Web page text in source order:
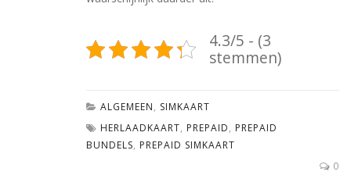
4.3/5 - (3
stemmen)
ALGEMEEN, SIMKAART
HERLAADKAART, PREPAID, PREPAID
BUNDELS, PREPAID SIMKAART
0